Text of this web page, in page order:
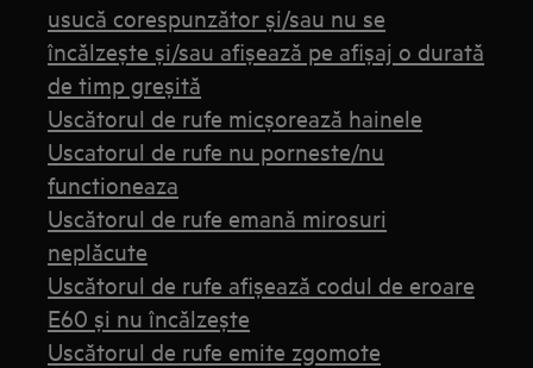
usucă corespunzător și/sau nu se
încălzește și/sau afișează pe afișaj o durată
de timp greșită
Uscătorul de rufe micşorează hainele
Uscatorul de rufe nu porneste/nu
functioneaza
Uscătorul de rufe emană mirosuri
neplăcute
Uscătorul de rufe afișează codul de eroare
E60 și nu încălzește
Uscătorul de rufe emite zgomote